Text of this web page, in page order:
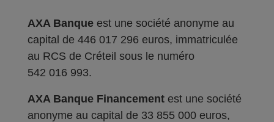
AXA Banque est une société anonyme au
capital de 446 017 296 euros, immatriculée
au RCS de Créteil sous le numéro
542 016 993.
AXA Banque Financement est une société
anonyme au capital de 33 855 000 euros,